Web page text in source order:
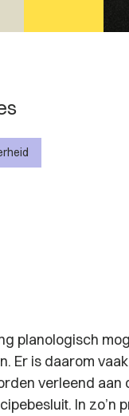
planologisch
Er is daarom
verleend aan
In zo’n